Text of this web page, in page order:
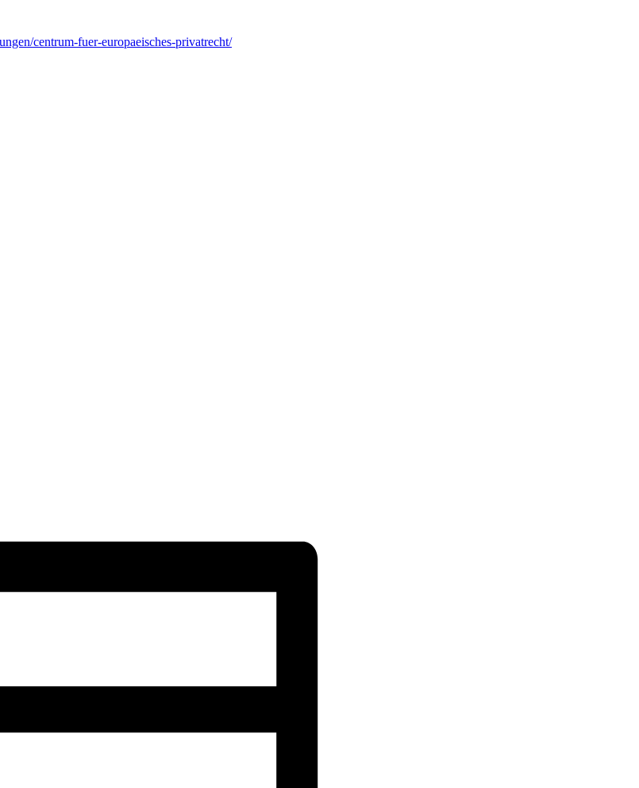
centrum-fuer-europaeisches-privatrecht/